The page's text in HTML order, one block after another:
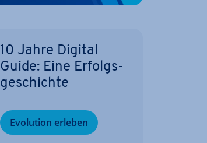
10 Jahre Digital
Guide: Eine Er­folgs­
ge­schich­te
Evolution erleben